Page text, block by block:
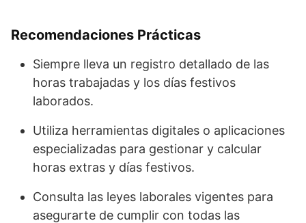
Recomendaciones Prácticas
Siempre lleva un registro detallado de las
horas trabajadas y los días festivos
laborados.
Utiliza herramientas digitales o aplicaciones
especializadas para gestionar y calcular
horas extras y días festivos.
Consulta las leyes laborales vigentes para
asegurarte de cumplir con todas las